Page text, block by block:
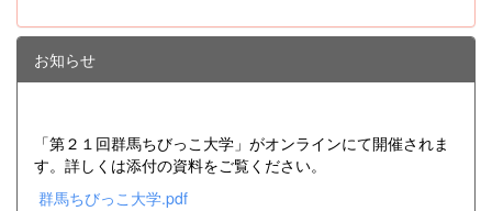
お知らせ
「第２１回群馬ちびっこ大学」がオンラインにて開催されま
す。詳しくは添付の資料をご覧ください。
群馬ちびっこ大学.pdf